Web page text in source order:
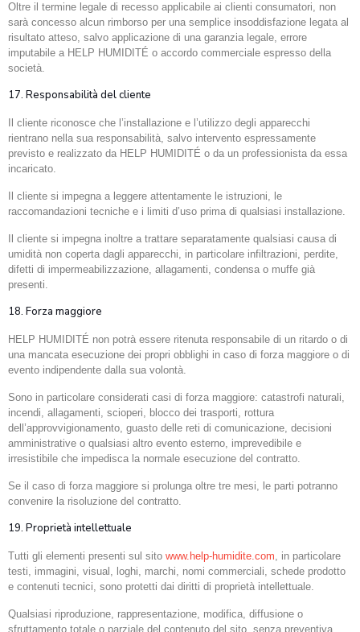
Oltre il termine legale di recesso applicabile ai clienti consumatori, non
sarà concesso alcun rimborso per una semplice insoddisfazione legata al
risultato atteso, salvo applicazione di una garanzia legale, errore
imputabile a HELP HUMIDITÉ o accordo commerciale espresso della
società.
17. Responsabilità del cliente
Il cliente riconosce che l’installazione e l’utilizzo degli apparecchi
rientrano nella sua responsabilità, salvo intervento espressamente
previsto e realizzato da HELP HUMIDITÉ o da un professionista da essa
incaricato.
Il cliente si impegna a leggere attentamente le istruzioni, le
raccomandazioni tecniche e i limiti d’uso prima di qualsiasi installazione.
Il cliente si impegna inoltre a trattare separatamente qualsiasi causa di
umidità non coperta dagli apparecchi, in particolare infiltrazioni, perdite,
difetti di impermeabilizzazione, allagamenti, condensa o muffe già
presenti.
18. Forza maggiore
HELP HUMIDITÉ non potrà essere ritenuta responsabile di un ritardo o di
una mancata esecuzione dei propri obblighi in caso di forza maggiore o di
evento indipendente dalla sua volontà.
Sono in particolare considerati casi di forza maggiore: catastrofi naturali,
incendi, allagamenti, scioperi, blocco dei trasporti, rottura
dell’approvvigionamento, guasto delle reti di comunicazione, decisioni
amministrative o qualsiasi altro evento esterno, imprevedibile e
irresistibile che impedisca la normale esecuzione del contratto.
Se il caso di forza maggiore si prolunga oltre tre mesi, le parti potranno
convenire la risoluzione del contratto.
19. Proprietà intellettuale
Tutti gli elementi presenti sul sito www.help-humidite.com, in particolare
testi, immagini, visual, loghi, marchi, nomi commerciali, schede prodotto
e contenuti tecnici, sono protetti dai diritti di proprietà intellettuale.
Qualsiasi riproduzione, rappresentazione, modifica, diffusione o
sfruttamento totale o parziale del contenuto del sito, senza preventiva